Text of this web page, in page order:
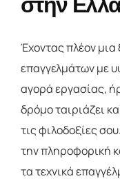
Έχοντας πλέον
επαγγελμάτων με
αγορά εργασίας,
δρόμο ταιριάζει
τις φιλοδοξίες
την πληροφορική
τα τεχνικά